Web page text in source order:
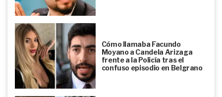
Cómo llamaba Facundo
Moyano a Candela Arizaga
frente a la Policía tras el
confuso episodio en Belgrano